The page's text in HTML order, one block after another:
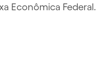
Econômica Federal.